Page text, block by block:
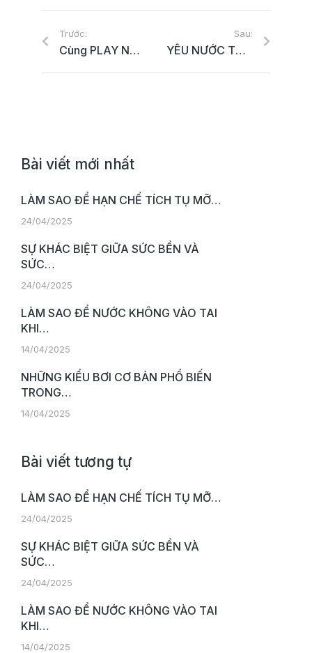
Bài viết mới nhất
LÀM SAO ĐỂ HẠN CHẾ TÍCH TỤ MỠ…
24/04/2025
SỰ KHÁC BIỆT GIỮA SỨC BỀN VÀ
SỨC…
24/04/2025
LÀM SAO ĐỂ NƯỚC KHÔNG VÀO TAI
KHI…
14/04/2025
NHỮNG KIỂU BƠI CƠ BẢN PHỔ BIẾN
TRONG…
14/04/2025
Bài viết tương tự
LÀM SAO ĐỂ HẠN CHẾ TÍCH TỤ MỠ…
24/04/2025
SỰ KHÁC BIỆT GIỮA SỨC BỀN VÀ
SỨC…
24/04/2025
LÀM SAO ĐỂ NƯỚC KHÔNG VÀO TAI
KHI…
14/04/2025
Trước:
Cùng PLAY NUTRITION chiêm ngưỡng những pha bóng đẹp nhất Final 1 VBA 2022
Sau:
YÊU NƯỚC TỪ VIỆC BẢO VỆ HỆ ĐIỀU HÀNH CƠ THỂ